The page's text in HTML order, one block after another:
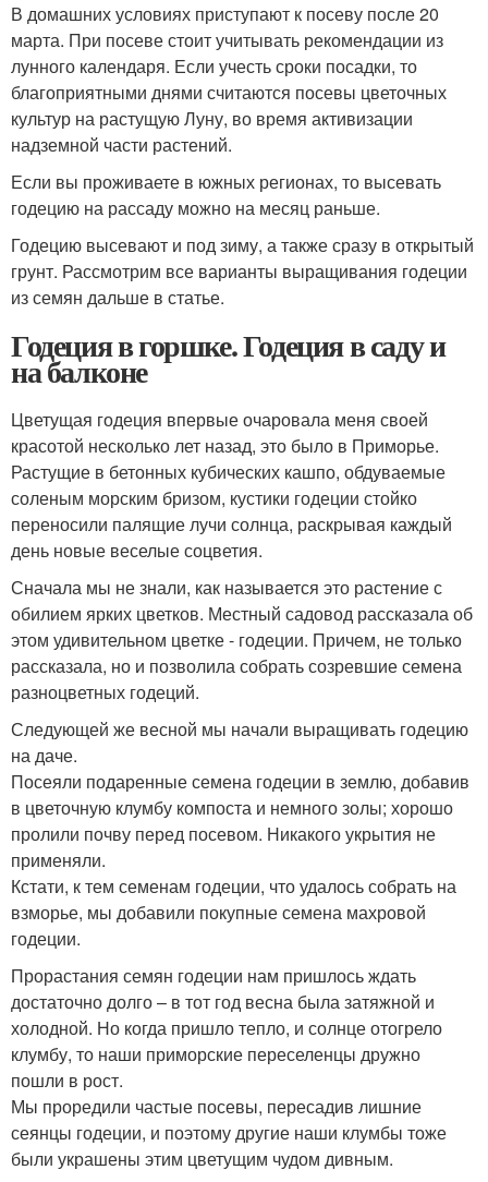
В домашних условиях приступают к посеву после 20
марта. При посеве стоит учитывать рекомендации из
лунного календаря. Если учесть сроки посадки, то
благоприятными днями считаются посевы цветочных
культур на растущую Луну, во время активизации
надземной части растений.
Если вы проживаете в южных регионах, то высевать
годецию на рассаду можно на месяц раньше.
Годецию высевают и под зиму, а также сразу в открытый
грунт. Рассмотрим все варианты выращивания годеции
из семян дальше в статье.
Годеция в горшке. Годеция в саду и
на балконе
Цветущая годеция впервые очаровала меня своей
красотой несколько лет назад, это было в Приморье.
Растущие в бетонных кубических кашпо, обдуваемые
соленым морским бризом, кустики годеции стойко
переносили палящие лучи солнца, раскрывая каждый
день новые веселые соцветия.
Сначала мы не знали, как называется это растение с
обилием ярких цветков. Местный садовод рассказала об
этом удивительном цветке - годеции. Причем, не только
рассказала, но и позволила собрать созревшие семена
разноцветных годеций.
Следующей же весной мы начали выращивать годецию
на даче.
Посеяли подаренные семена годеции в землю, добавив
в цветочную клумбу компоста и немного золы; хорошо
пролили почву перед посевом. Никакого укрытия не
применяли.
Кстати, к тем семенам годеции, что удалось собрать на
взморье, мы добавили покупные семена махровой
годеции.
Прорастания семян годеции нам пришлось ждать
достаточно долго – в тот год весна была затяжной и
холодной. Но когда пришло тепло, и солнце отогрело
клумбу, то наши приморские переселенцы дружно
пошли в рост.
Мы проредили частые посевы, пересадив лишние
сеянцы годеции, и поэтому другие наши клумбы тоже
были украшены этим цветущим чудом дивным.